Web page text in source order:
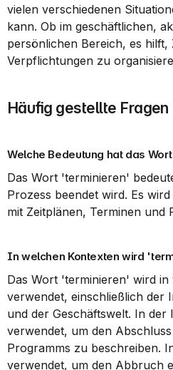
vielen verschiedenen
kann. Ob im geschäftlichen,
persönlichen Bereich, es hilft,
Verpflichtungen zu
Häufig gestellte Fragen
Welche Bedeutung hat das
Das Wort 'terminieren'
Prozess beendet wird. Es
mit Zeitplänen, Terminen und
In welchen Kontexten wird
Das Wort 'terminieren' wird
verwendet, einschließlich der
und der Geschäftswelt. In der
verwendet, um den
Programms zu beschreiben.
verwendet, um den Abbruch